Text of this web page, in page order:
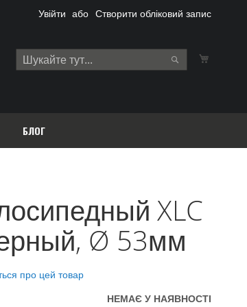
Увійти Створити обліковий запис
Search
БЛОГ
XLC
Ø 53мм
про цей товар
НЕМАЄ У НАЯВНОСТІ